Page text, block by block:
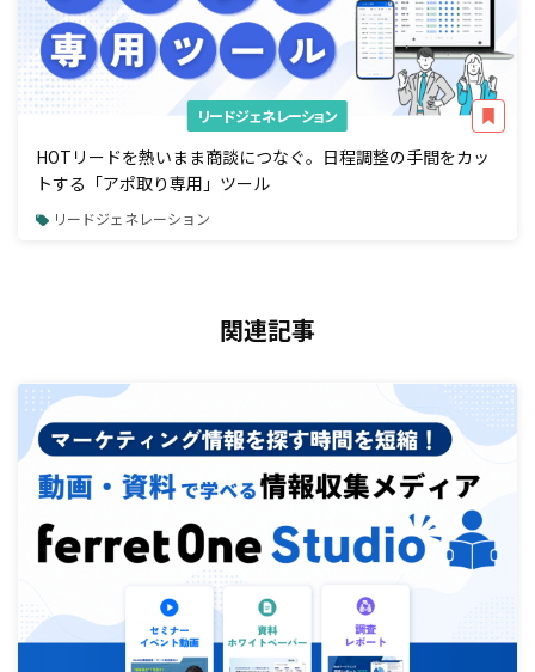
リードジェネレーション
HOTリードを熱いまま商談につなぐ。日程調整の手間をカッ
トする「アポ取り専用」ツール
リードジェネレーション
関連記事